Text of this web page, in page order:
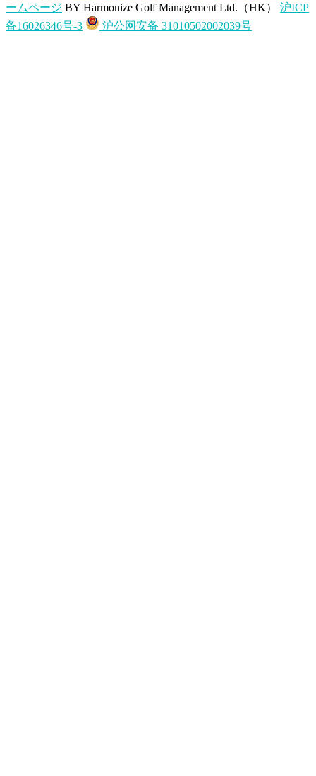
ームページ BY Harmonize Golf Management Ltd.（HK） 沪ICP
备16026346号-3
沪公网安备 31010502002039号